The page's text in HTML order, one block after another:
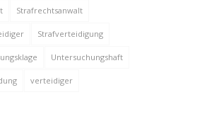
Strafrechtsanwalt
Strafverteidigung
Untersuchungshaft
verteidiger